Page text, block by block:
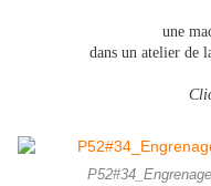
une
dans un atelier de